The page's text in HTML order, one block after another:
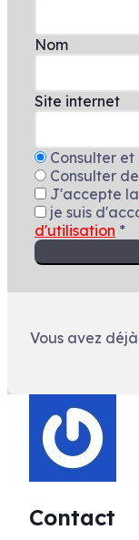
Nom
Site internet
Consulter
Consulter
J'accepte la
je suis
d'utilisation *
Vous avez
Contact